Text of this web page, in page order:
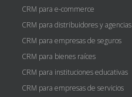
CRM para e-commerce
CRM para distribuidores y agencias
CRM para empresas de seguros
CRM para bienes raíces
CRM para instituciones educativas
CRM para empresas de servicios